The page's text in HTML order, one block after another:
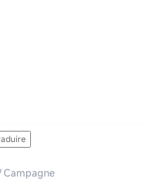
Campagne